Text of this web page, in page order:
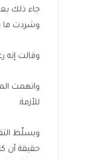
وشردت ما يقرب
وقالت
واتهمت
للأزمة.
ويسلّط
حقيقة أن